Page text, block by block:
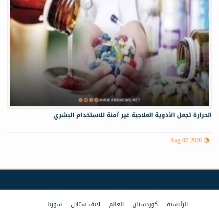
الحرارة تجعل الأدوية العلاجية غير آمنة للاستخدام البشري
Aug 07 2026
الرئيسية كوردستان العالم لايف ستايل سوريا